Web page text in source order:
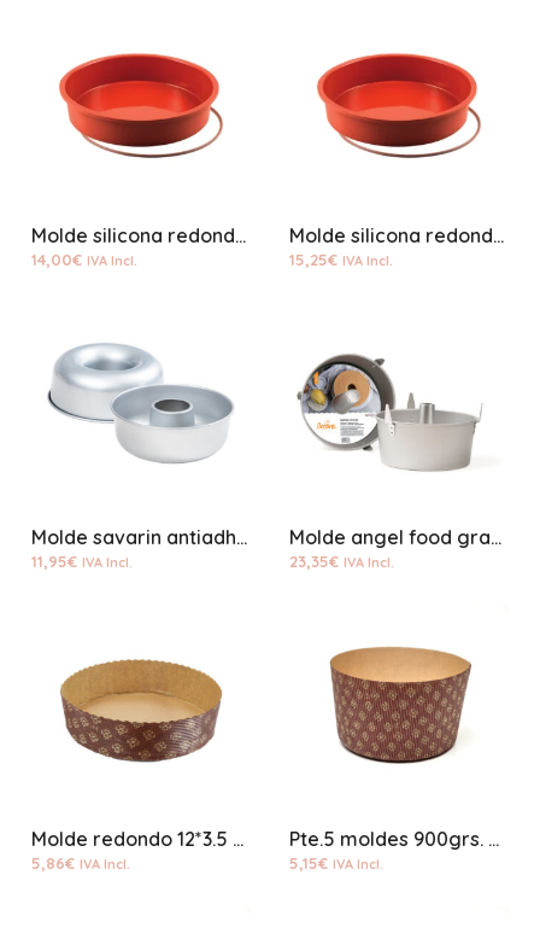
Molde silicona redondo 26cms
14,00€ IVA Incl.
Molde silicona redondo 28cms
15,25€ IVA Incl.
Molde savarin antiadherente 24cms
11,95€ IVA Incl.
Molde angel food grande aluminio
23,35€ IVA Incl.
Molde redondo 12*3.5 desechable (12 unidades)
5,86€ IVA Incl.
Pte.5 moldes 900grs. papel duro panetone
5,15€ IVA Incl.